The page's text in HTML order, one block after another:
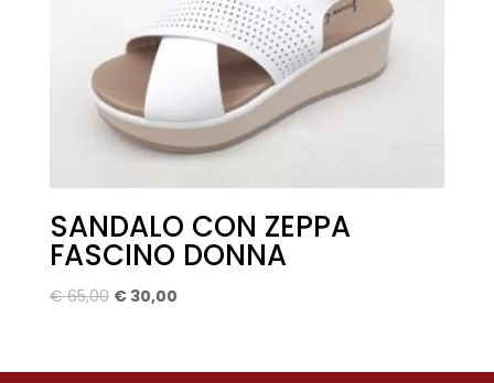
SANDALO CON ZEPPA
FASCINO DONNA
€65,00 Il
era:
€30,00Il
è: